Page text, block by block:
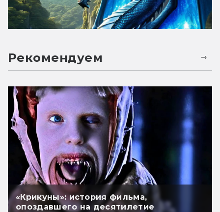
Рекомендуем
«Крикуны»: история фильма,
опоздавшего на десятилетие